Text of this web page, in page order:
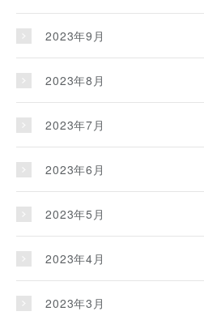
2023年9月
2023年8月
2023年7月
2023年6月
2023年5月
2023年4月
2023年3月